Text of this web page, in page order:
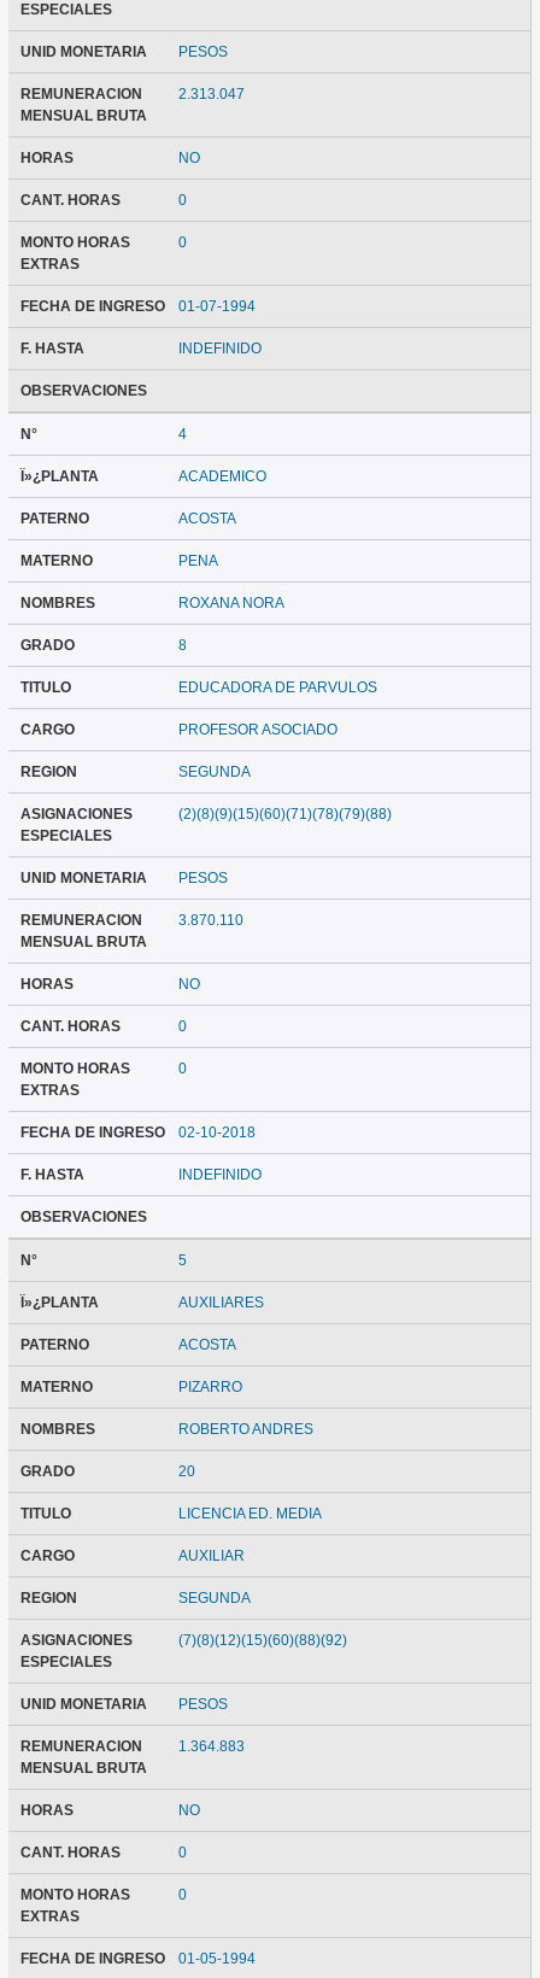
ESPECIALES
UNID MONETARIA PESOS
REMUNERACION
MENSUAL BRUTA
2.313.047
HORAS NO
CANT. HORAS 0
MONTO HORAS
EXTRAS
0
FECHA DE INGRESO 01-07-1994
F. HASTA INDEFINIDO
OBSERVACIONES
N° 4
Ï»¿PLANTA ACADEMICO
PATERNO ACOSTA
MATERNO PENA
NOMBRES ROXANA NORA
GRADO 8
TITULO EDUCADORA DE PARVULOS
CARGO PROFESOR ASOCIADO
REGION SEGUNDA
ASIGNACIONES
ESPECIALES
(2)(8)(9)(15)(60)(71)(78)(79)(88)
UNID MONETARIA PESOS
REMUNERACION
MENSUAL BRUTA
3.870.110
HORAS NO
CANT. HORAS 0
MONTO HORAS
EXTRAS
0
FECHA DE INGRESO 02-10-2018
F. HASTA INDEFINIDO
OBSERVACIONES
N° 5
Ï»¿PLANTA AUXILIARES
PATERNO ACOSTA
MATERNO PIZARRO
NOMBRES ROBERTO ANDRES
GRADO 20
TITULO LICENCIA ED. MEDIA
CARGO AUXILIAR
REGION SEGUNDA
ASIGNACIONES
ESPECIALES
(7)(8)(12)(15)(60)(88)(92)
UNID MONETARIA PESOS
REMUNERACION
MENSUAL BRUTA
1.364.883
HORAS NO
CANT. HORAS 0
MONTO HORAS
EXTRAS
0
FECHA DE INGRESO 01-05-1994